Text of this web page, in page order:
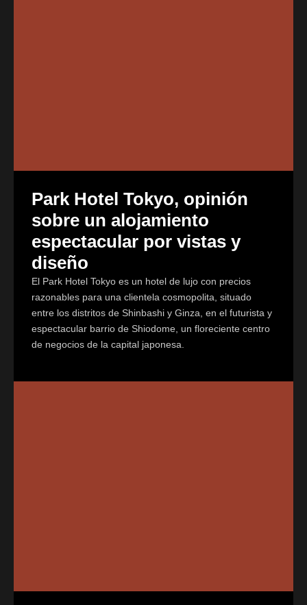
Park Hotel Tokyo, opinión
sobre un alojamiento
espectacular por vistas y
diseño
El Park Hotel Tokyo es un hotel de lujo con precios
razonables para una clientela cosmopolita, situado
entre los distritos de Shinbashi y Ginza, en el futurista y
espectacular barrio de Shiodome, un floreciente centro
de negocios de la capital japonesa.